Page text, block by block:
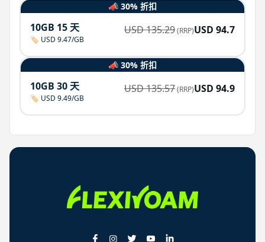
📣 30% 折扣
10GB 15 天
🏷️ USD 9.47/GB
USD135.29(RRP)USD 94.7
📣 30% 折扣
10GB 30 天
🏷️ USD 9.49/GB
USD135.57(RRP)USD 94.9